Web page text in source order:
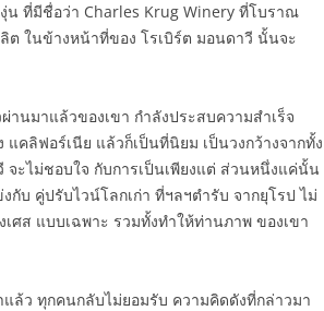
น ที่มีชื่อว่า Charles Krug Winery ที่โบราณ
ในข้างหน้าที่ของ โรเบิร์ต มอนดาวี นั้นจะ
านมาแล้วของเขา กำลังประสบความสำเร็จ
คลิฟอร์เนีย แล้วก็เป็นที่นิยม เป็นวงกว้างจากทั้ง
ะไม่ชอบใจ กับการเป็นเพียงแต่ ส่วนหนึ่งแค่นั้น
กับ คู่ปรับไวน์โลกเก่า ที่ฯลฯตำรับ จากยุโรป ไม่
เศส แบบเฉพาะ รวมทั้งทำให้ท่านภาพ ของเขา
ล้ว ทุกคนกลับไม่ยอมรับ ความคิดดังที่กล่าวมา